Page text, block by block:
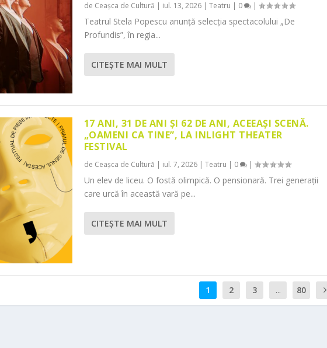
de Ceașca de Cultură | iul. 13, 2026| Teatru | 0 |
Teatrul Stela Popescu anunță selecția spectacolului „De
Profundis”, în regia...
CITEŞTE MAI MULT
17 ANI, 31 DE ANI ȘI 62 DE ANI, ACEEAȘI SCENĂ.
„OAMENI CA TINE”, LA INLIGHT THEATER
FESTIVAL
de Ceașca de Cultură | iul. 7, 2026| Teatru | 0 |
Un elev de liceu. O fostă olimpică. O pensionară. Trei generații
care urcă în această vară pe...
CITEŞTE MAI MULT
1 2 3 ... 80